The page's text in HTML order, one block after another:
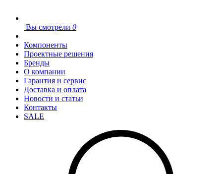
Вы смотрели 0
Компоненты
Проектные решения
Бренды
О компании
Гарантия и сервис
Доставка и оплата
Новости и статьи
Контакты
SALE